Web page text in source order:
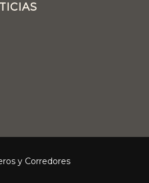
y Corredores